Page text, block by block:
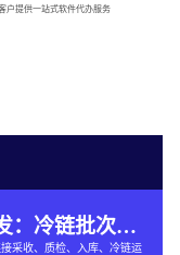
户提供一站式软件代办服务
漳州农产品系统开发：冷链批次如何连接仓储与售后
采收、质检、入库、冷链运